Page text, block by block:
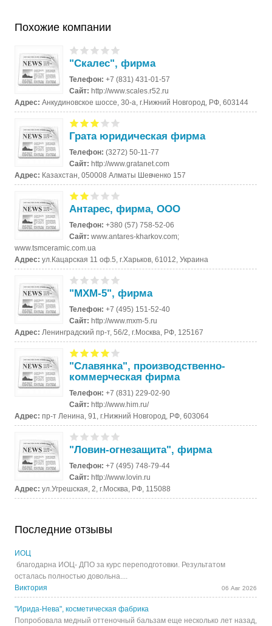
Похожие компании
"Скалес", фирма
Телефон:+7 (831) 431-01-57
Сайт:http://www.scales.r52.ru
Адрес:Анкудиновское шоссе, 30-а, г.Нижний Новгород, РФ, 603144
Грата юридическая фирма
Телефон:(3272) 50-11-77
Сайт:http://www.gratanet.com
Адрес: Казахстан, 050008 Алматы Шевченко 157
Антарес, фирма, ООО
Телефон:+380 (57) 758-52-06
Сайт:www.antares-kharkov.com;
www.tsmceramic.com.ua
Адрес:ул.Кацарская 11 оф.5, г.Харьков, 61012, Украина
"MXM-5", фирма
Телефон:+7 (495) 151-52-40
Сайт:http://www.mxm-5.ru
Адрес: Ленинградский пр-т, 56/2, г.Москва, РФ, 125167
"Славянка", производственно-
коммерческая фирма
Телефон:+7 (831) 229-02-90
Сайт:http://www.him.ru/
Адрес:пр-т Ленина, 91, г.Нижний Новгород, РФ, 603064
"Ловин-огнезащита", фирма
Телефон:+7 (495) 748-79-44
Сайт:http://www.lovin.ru
Адрес:ул.Угрешская, 2, г.Москва, РФ, 115088
Последние отзывы
ИОЦ
благодарна ИОЦ- ДПО за курс переподготовки. Результатом
осталась полностью довольна....
Виктория
06 Авг 2026
"Ирида-Нева", косметическая фабрика
Попробовала медный оттеночный бальзам еще несколько лет назад,